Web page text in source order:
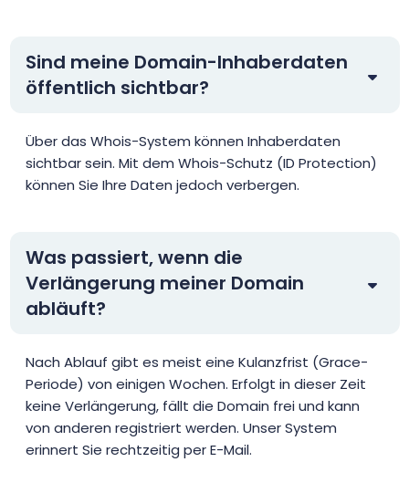
Sind meine Domain-Inhaberdaten
öffentlich sichtbar?
Über das Whois-System können Inhaberdaten
sichtbar sein. Mit dem Whois-Schutz (ID Protection)
können Sie Ihre Daten jedoch verbergen.
Was passiert, wenn die
Verlängerung meiner Domain
abläuft?
Nach Ablauf gibt es meist eine Kulanzfrist (Grace-
Periode) von einigen Wochen. Erfolgt in dieser Zeit
keine Verlängerung, fällt die Domain frei und kann
von anderen registriert werden. Unser System
erinnert Sie rechtzeitig per E-Mail.